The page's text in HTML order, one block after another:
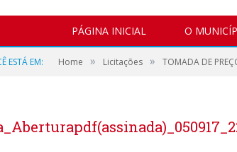
PÁGINA INICIAL O
ESTÁ EM: Home » Licitações » TOMADA DE